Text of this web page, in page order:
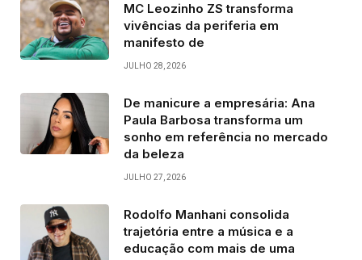
MC Leozinho ZS transforma
vivências da periferia em
manifesto de
JULHO 28, 2026
De manicure a empresária: Ana
Paula Barbosa transforma um
sonho em referência no mercado
da beleza
JULHO 27, 2026
Rodolfo Manhani consolida
trajetória entre a música e a
educação com mais de uma